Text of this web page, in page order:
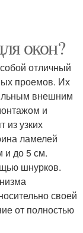
окон?
отличный
проемов. Их
внешним
и
из узких
ламелей
и до 5 см.
шнурков.
своей
от полностью